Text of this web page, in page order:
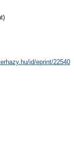
id/eprint/22540